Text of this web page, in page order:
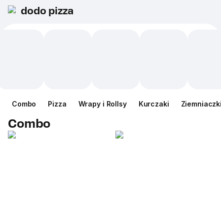
dodo pizza
Сombo Pizza Wrapy i Rollsy Kurczaki
Сombo